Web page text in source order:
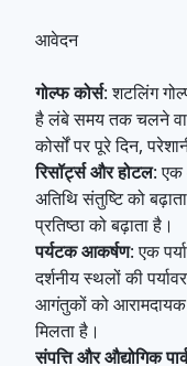
आवेदन
गोल्फ कोर्स: शटलिंग
है लंबे समय तक चलने
कोर्सों पर पूरे दिन,
रिसॉर्ट्स और होटल: एक
अतिथि संतुष्टि को
प्रतिष्ठा को बढ़ाता है।
पर्यटक आकर्षण: एक
दर्शनीय स्थलों की
आगंतुकों को
मिलता है।
संपत्ति और औद्योगिक